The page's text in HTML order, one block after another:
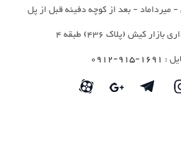
- بعد از کوچه دفینه قبل از پل
کیش (پلاک 436) طبقه 4
:
1691-915-0912